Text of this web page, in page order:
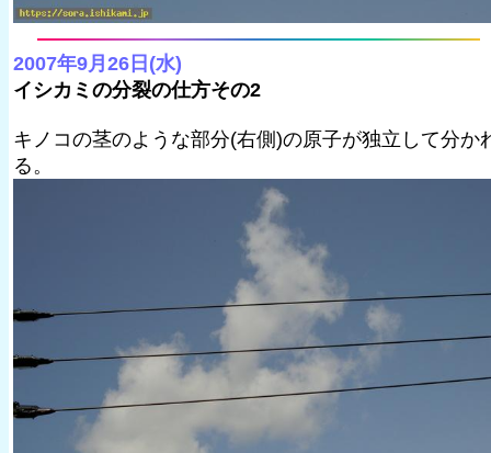
2007年9月26日(水)
イシカミの分裂の仕方その2
キノコの茎のような部分(右側)の原子が独立して分か
る。